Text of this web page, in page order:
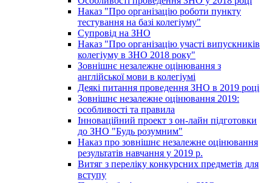
Наказ "Про організацію роботи пункту
тестування на базі колегіуму"
Супровід на ЗНО
Наказ "Про організацію участі випускників
колегіуму в ЗНО 2018 року"
Зовнішнє незалежне оцінювання з
англійської мови в колегіумі
Деякі питання проведення ЗНО в 2019 році
Зовнішнє незалежне оцінювання 2019:
особливості та правила
Інноваційний проект з он-лайн підготовки
до ЗНО "Будь розумним"
Наказ про зовнішнє незалежне оцінювання
результатів навчання у 2019 р.
Витяг з переліку конкурсних предметів для
вступу